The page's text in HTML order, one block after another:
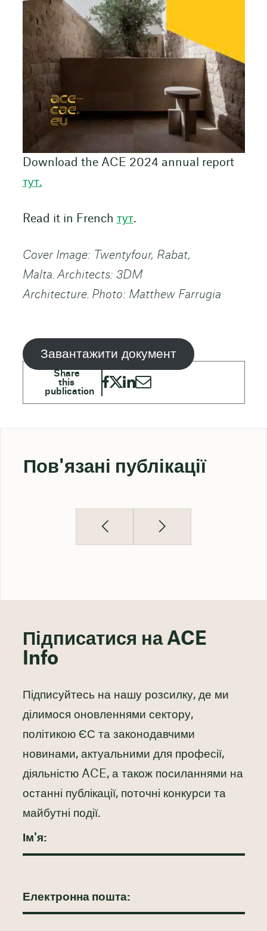
Download the ACE 2024 annual report
тут.
Read it in French тут.
Cover Image: Twentyfour, Rabat,
Malta. Architects: 3DM
Architecture. Photo: Matthew Farrugia
Завантажити документ
Пов'язані публікації
Підписатися на ACE
Info
Підписуйтесь на нашу розсилку, де ми
ділимося оновленнями сектору,
політикою ЄС та законодавчими
новинами, актуальними для професії,
діяльністю ACE, а також посиланнями на
останні публікації, поточні конкурси та
майбутні події.